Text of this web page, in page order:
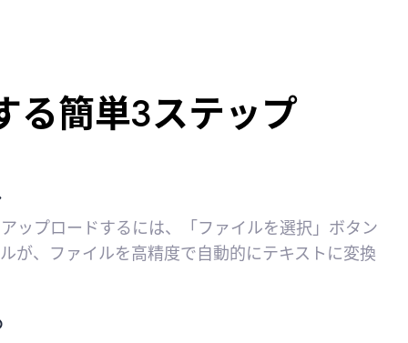
る簡単3ステップ
ップロードするには、「ファイルを選択」ボタン
が、ファイルを高精度で自動的にテキストに変換